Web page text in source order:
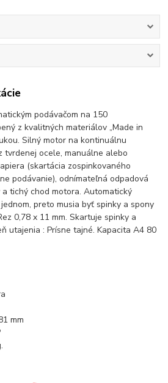
podávačom na 150
z kvalitných materiálov „Made in
Silný motor na kontinuálnu
tvrdenej ocele, manuálne alebo
(skartácia zospinkovaného
podávanie), odnímateľná odpadová
tichý chod motora. Automatický
preto musia byť spinky a spony
0,78 x 11 mm. Skartuje spinky a
utajenia : Prísne tajné. Kapacita A4 80
mm